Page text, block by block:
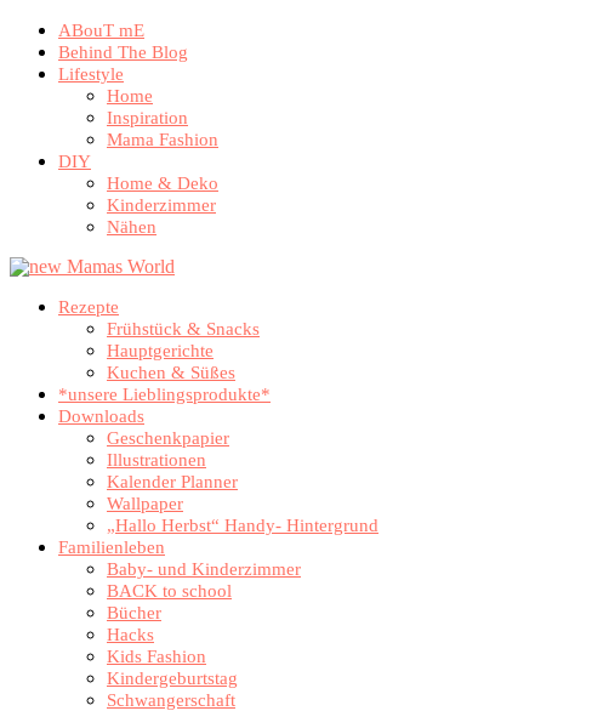
ABouT mE
Behind The Blog
Lifestyle
Home
Inspiration
Mama Fashion
DIY
Home & Deko
Kinderzimmer
Nähen
Rezepte
Frühstück & Snacks
Hauptgerichte
Kuchen & Süßes
*unsere Lieblingsprodukte*
Downloads
Geschenkpapier
Illustrationen
Kalender Planner
Wallpaper
„Hallo Herbst“ Handy- Hintergrund
Familienleben
Baby- und Kinderzimmer
BACK to school
Bücher
Hacks
Kids Fashion
Kindergeburtstag
Schwangerschaft